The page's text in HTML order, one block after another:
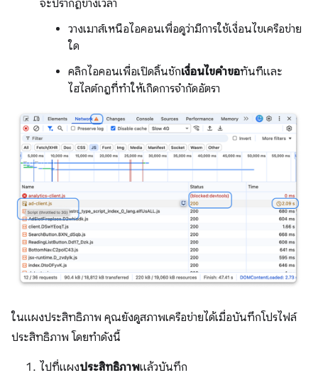
จะปรากฏข้างเวลา
วางเมาส์เหนือไอคอนเพื่อดูว่ามีการใช้เงื่อนไขเครือข่าย
ใด
คลิกไอคอนเพื่อเปิดลิ้นชักเงื่อนไขคำขอทันทีและ
ไฮไลต์กฎที่ทำให้เกิดการจำกัดอัตรา
ในแผงประสิทธิภาพ คุณยังดูสภาพเครือข่ายได้เมื่อบันทึกโปรไฟล์
ประสิทธิภาพ โดยทำดังนี้
ไปที่แผงประสิทธิภาพแล้วบันทึก